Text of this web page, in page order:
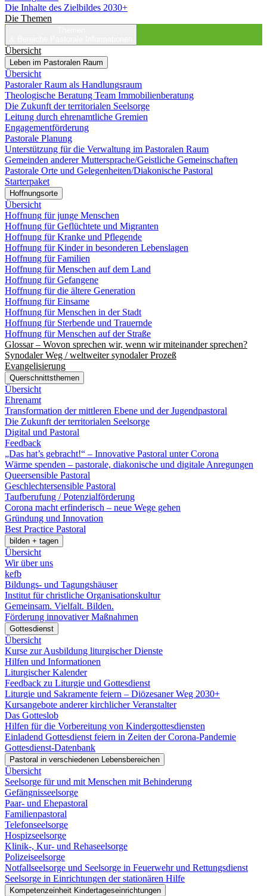
Die Inhalte des Zielbildes 2030+
Die Themen
Übersicht
Leben im Pastoralen Raum
Übersicht
Pastoraler Raum als Handlungsraum
Theologische Beratung Team Immobilienberatung
Die Zukunft der territorialen Seelsorge
Leitung durch ehrenamtliche Gremien
Engagementförderung
Pastorale Planung
Unterstützung für die Verwaltung im Pastoralen Raum
Gemeinden anderer Muttersprache/Geistliche Gemeinschaften
Pastorale Orte und Gelegenheiten/Diakonische Pastoral
Starterpaket
Hoffnungsorte
Übersicht
Hoffnung für junge Menschen
Hoffnung für Geflüchtete und Migranten
Hoffnung für Kranke und Pflegende
Hoffnung für Kinder in besonderen Lebenslagen
Hoffnung für Familien
Hoffnung für Menschen auf dem Land
Hoffnung für Gefangene
Hoffnung für die ältere Generation
Hoffnung für Einsame
Hoffnung für Menschen in der Stadt
Hoffnung für Sterbende und Trauernde
Hoffnung für Menschen auf der Straße
Glossar – Wovon sprechen wir, wenn wir miteinander sprechen?
Synodaler Weg / weltweiter synodaler Prozeß
Evangelisierung
Querschnittsthemen
Übersicht
Ehrenamt
Transformation der mittleren Ebene und der Jugendpastoral
Die Zukunft der territorialen Seelsorge
Digital und Pastoral
Feedback
„Das hat’s gebracht!“ – Innovative Pastoral unter Corona
Wärme spenden – pastorale, diakonische und digitale Anregungen
Queersensible Pastoral
Geschlechtersensible Pastoral
Taufberufung / Potenzialförderung
Corona macht erfinderisch – neue Wege gehen
Gründung und Innovation
Best Practice Pastoral
bilden + tagen
Übersicht
Wir über uns
kefb
Bildungs- und Tagungshäuser
Institut für christliche Organisationskultur
Gemeinsam. Vielfalt. Bilden.
Förderung innovativer Maßnahmen
Gottesdienst
Übersicht
Kurse zur Ausbildung liturgischer Dienste
Hilfen und Informationen
Liturgischer Kalender
Feedback zu Liturgie und Gottesdienst
Liturgie und Sakramente feiern – Diözesaner Weg 2030+
Kursangebote anderer kirchlicher Veranstalter
Das Gotteslob
Hilfen für die Vorbereitung von Kindergottesdiensten
Einladend Gottesdienst feiern in Zeiten der Corona-Pandemie
Gottesdienst-Datenbank
Pastoral in verschiedenen Lebensbereichen
Übersicht
Seelsorge für und mit Menschen mit Behinderung
Gefängnisseelsorge
Paar- und Ehepastoral
Familienpastoral
Telefonseelsorge
Hospizseelsorge
Klinik-, Kur- und Rehaseelsorge
Polizeiseelsorge
Notfallseelsorge und Seelsorge in Feuerwehr und Rettungsdienst
Seelsorge in Einrichtungen der stationären Hilfe
Kompetenzeinheit Kindertageseinrichtungen